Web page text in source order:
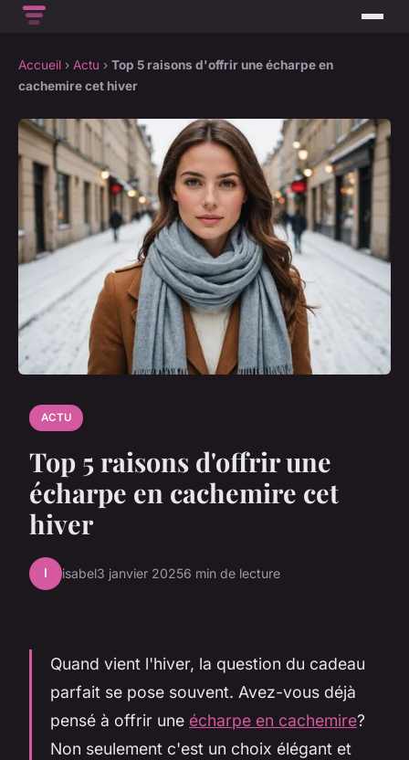
Accueil › Actu › Top 5 raisons d'offrir une écharpe en
cachemire cet hiver
ACTU
Top 5 raisons d'offrir une
écharpe en cachemire cet
hiver
I isabel3 janvier 20256 min de lecture
Quand vient l'hiver, la question du cadeau
parfait se pose souvent. Avez-vous déjà
pensé à offrir une écharpe en cachemire?
Non seulement c'est un choix élégant et